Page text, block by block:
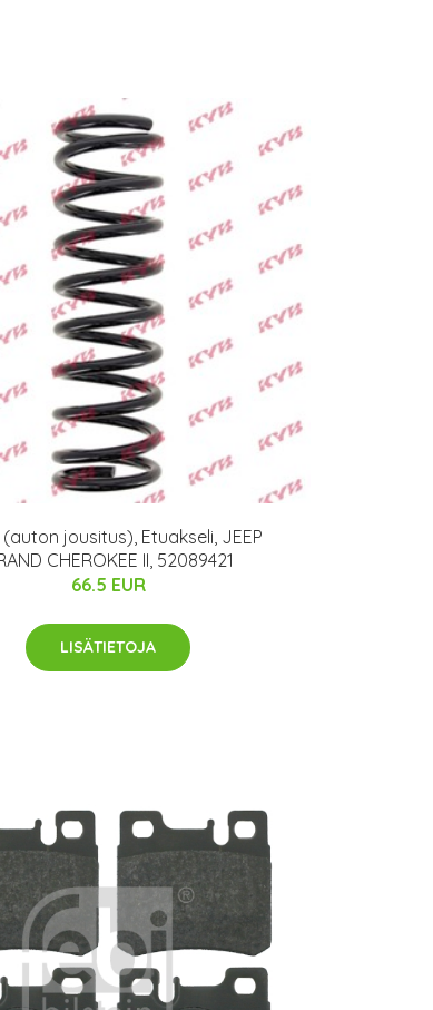
jousitus), Etuakseli, JEEP
CHEROKEE II, 52089421
66.5 EUR
LISÄTIETOJA